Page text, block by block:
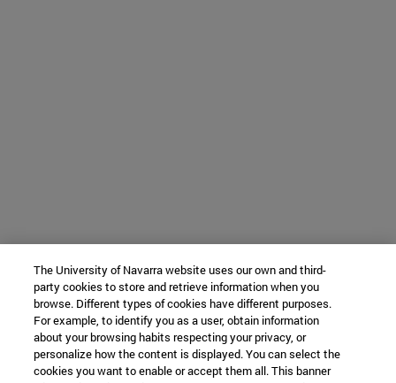
The University of Navarra website uses our own and third-
party cookies to store and retrieve information when you
browse. Different types of cookies have different purposes.
For example, to identify you as a user, obtain information
about your browsing habits respecting your privacy, or
personalize how the content is displayed. You can select the
cookies you want to enable or accept them all. This banner